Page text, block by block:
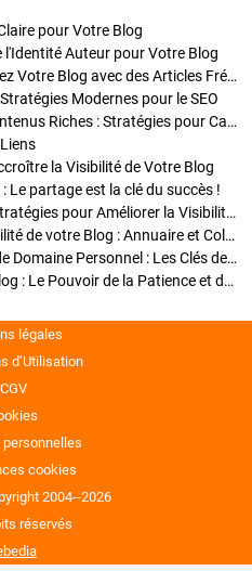
pour Votre Blog
l'Identité Auteur pour Votre Blog
Stratégies de Publication : Boostez Votre Blog avec des Articles Fréquents et Exclusifs
Modernes pour le SEO
Enrichir Vos Articles avec des Contenus Riches : Stratégies pour Captiver et Optimiser
la Visibilité de Votre Blog
Le partage est la clé du succès !
Optimisation SEO des Articles : Stratégies pour Améliorer la Visibilité de Votre Blog
Stratégies pour améliorer la visibilité de votre Blog : Annuaire et Collaborations
Pourquoi Investir dans un Nom de Domaine Personnel : Les Clés de la Réussite de Votre Blog
Comment Faire Émerger Votre Blog : Le Pouvoir de la Patience et de la Persévérance
légales
d’Utilisation
CGV
personnelles
cookies
2004--2026
réservés